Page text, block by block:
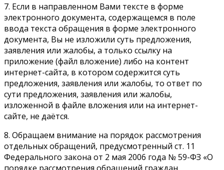
7. Если в направленном Вами тексте в форме
электронного документа, содержащемся в поле
ввода текста обращения в форме электронного
документа, Вы не изложили суть предложения,
заявления или жалобы, а только ссылку на
приложение (файл вложение) либо на контент
интернет-сайта, в котором содержится суть
предложения, заявления или жалобы, то ответ по
сути предложения, заявления или жалобы,
изложенной в файле вложения или на интернет-
сайте, не даётся.
8. Обращаем внимание на порядок рассмотрения
отдельных обращений, предусмотренный ст. 11
Федерального закона от 2 мая 2006 года № 59-ФЗ «О